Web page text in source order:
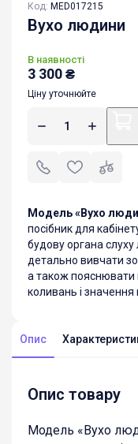
Код: MED017215
Вухо людини
В наявності
3 300₴
Ціну уточнюйте
Модель «Вухо
посібник для
будову органа
детально вивчати
а також пояснювати
коливань і значення
Опис
Опис товару
Модель «Вухо